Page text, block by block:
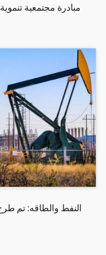
مبادرة مجتمعية
النفط والطاقه: تم